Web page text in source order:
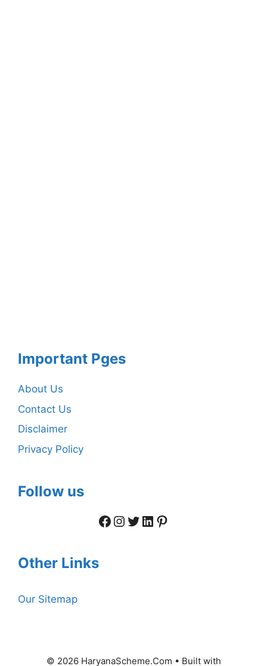
Important Pges
About Us
Contact Us
Disclaimer
Privacy Policy
Follow us
Facebook
Instagram
Twitter
LinkedIn
Pinterest
Other Links
Our Sitemap
© 2026 HaryanaScheme.Com • Built with